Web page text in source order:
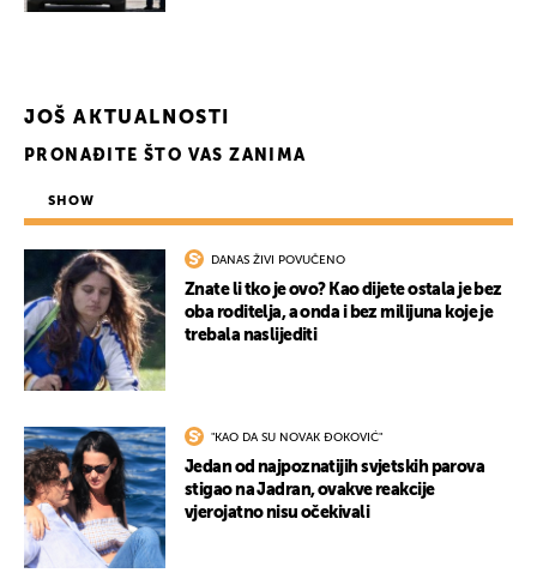
JOŠ AKTUALNOSTI
PRONAĐITE ŠTO VAS ZANIMA
SHOW
DANAS ŽIVI POVUČENO
Znate li tko je ovo? Kao dijete ostala je bez
oba roditelja, a onda i bez milijuna koje je
trebala naslijediti
"KAO DA SU NOVAK ĐOKOVIĆ"
Jedan od najpoznatijih svjetskih parova
stigao na Jadran, ovakve reakcije
vjerojatno nisu očekivali